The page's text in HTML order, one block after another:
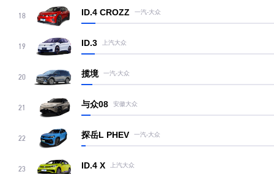
18 ID.4 CROZZ 一汽-大众
19 ID.3 上汽大众
20 揽境 一汽-大众
21 与众08 安徽大众
22 探岳L PHEV 一汽-大众
23 ID.4 X 上汽大众